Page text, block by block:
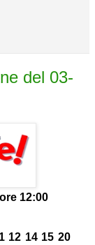
del 03-
12:00
12 14 15 20